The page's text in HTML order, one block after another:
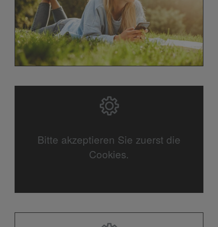
Bitte akzeptieren Sie zuerst die
Cookies.